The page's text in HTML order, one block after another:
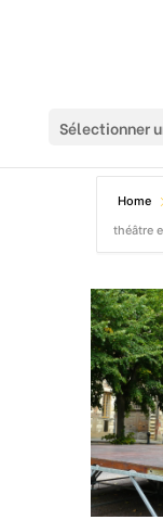
Sélectionner
Home
théâtre